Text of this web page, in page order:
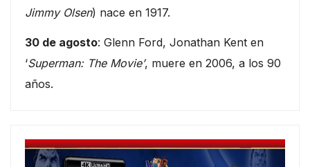
Jimmy Olsen) nace en 1917.
30 de agosto: Glenn Ford, Jonathan Kent en
‘Superman: The Movie’, muere en 2006, a los 90
años.